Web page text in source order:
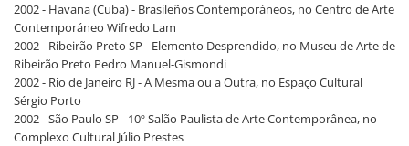
2002 - Havana (Cuba) - Brasileños Contemporáneos, no Centro de Arte
Contemporáneo Wifredo Lam
2002 - Ribeirão Preto SP - Elemento Desprendido, no Museu de Arte de
Ribeirão Preto Pedro Manuel-Gismondi
2002 - Rio de Janeiro RJ - A Mesma ou a Outra, no Espaço Cultural
Sérgio Porto
2002 - São Paulo SP - 10º Salão Paulista de Arte Contemporânea, no
Complexo Cultural Júlio Prestes